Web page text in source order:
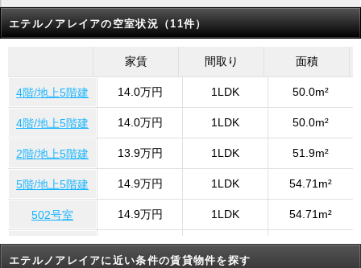
エテルノアレイアの空室状況（11件）
家賃 間取り 面積
4階/地上5階建 14.0万円 1LDK 50.0m²
4階/地上5階建 14.0万円 1LDK 50.0m²
2階/地上5階建 13.9万円 1LDK 51.9m²
5階/地上5階建 14.9万円 1LDK 54.71m²
502号室 14.9万円 1LDK 54.71m²
4階/地上5階建 14.9万円 1LDK 54.71m²
エテルノアレイアに近い条件の賃貸物件を探す